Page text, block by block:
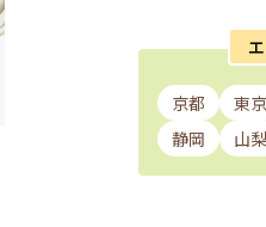
京都 東京
静岡
山梨